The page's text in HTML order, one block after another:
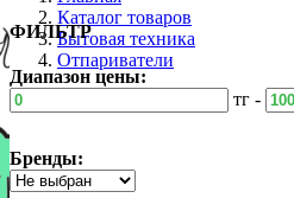
Каталог товаров
Бытовая техника
Отпариватели
ФИЛЬТР
Диапазон цены:
тг -
Бренды: